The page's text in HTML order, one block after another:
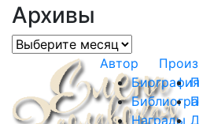
Архивы
Архивы
Автор
Биография
Награды